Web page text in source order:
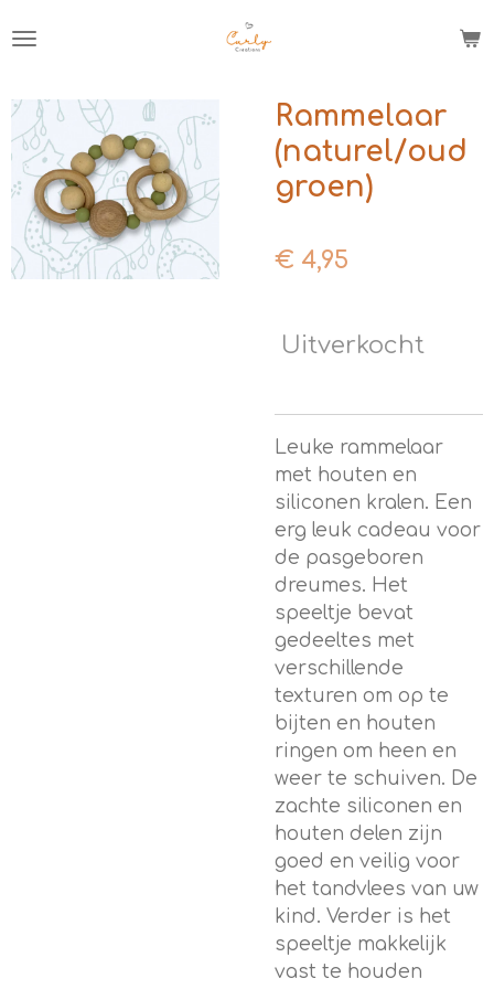
direct
de
hoofdinhoud
Rammelaar
(naturel/oud
groen)
€ 4,95
Uitverkocht
Leuke rammelaar
met houten en
siliconen kralen. Een
erg leuk cadeau voor
de pasgeboren
dreumes. Het
speeltje bevat
gedeeltes met
verschillende
texturen om op te
bijten en houten
ringen om heen en
weer te schuiven. De
zachte siliconen en
houten delen zijn
goed en veilig voor
het tandvlees van uw
kind. Verder is het
speeltje makkelijk
vast te houden